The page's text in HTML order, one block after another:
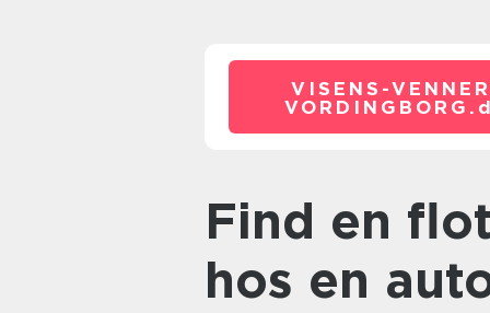
VISENS-
VORDINGBORG.
Find en flot og rummelig Skoda
hos en